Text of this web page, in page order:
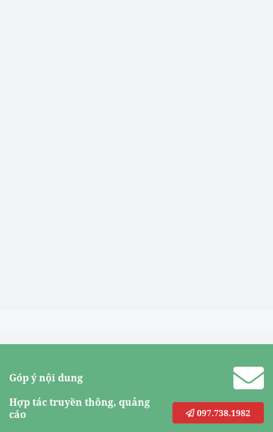
Góp ý nội dung
Hợp tác truyền thông, quảng
cáo
097.738.1982